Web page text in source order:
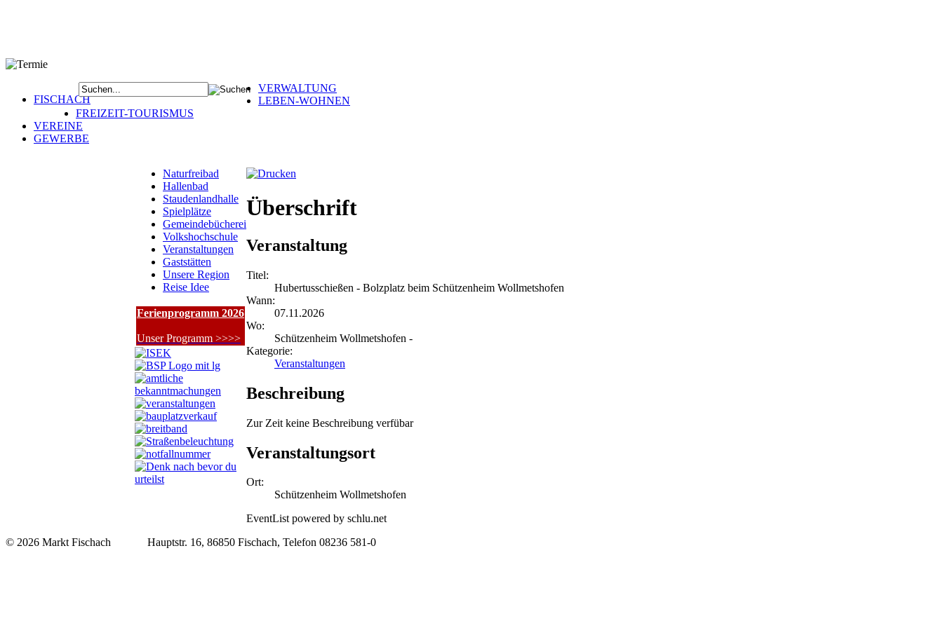
FISCHACH
VERWALTUNG
LEBEN-WOHNEN
FREIZEIT-TOURISMUS
VEREINE
GEWERBE
Naturfreibad
Hallenbad
Staudenlandhalle
Spielplätze
Gemeindebücherei
Volkshochschule
Veranstaltungen
Gaststätten
Unsere Region
Reise Idee
Ferienprogramm 2026
Unser Programm >>>>
Überschrift
Veranstaltung
Titel:
Hubertusschießen - Bolzplatz beim Schützenheim Wollmetshofen
Wann:
07.11.2026
Wo:
Schützenheim Wollmetshofen -
Kategorie:
Veranstaltungen
Beschreibung
Zur Zeit keine Beschreibung verfübar
Veranstaltungsort
Ort:
Schützenheim Wollmetshofen
EventList powered by schlu.net
© 2026 Markt Fischach Hauptstr. 16, 86850 Fischach, Telefon 08236 581-0